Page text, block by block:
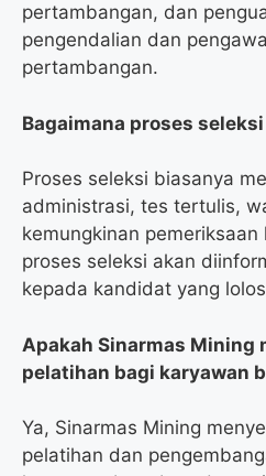
pertambangan, dan
pengendalian dan
pertambangan.
Bagaimana proses
Proses seleksi biasanya
administrasi, tes tertulis,
kemungkinan pemeriksaan
proses seleksi akan
kepada kandidat yang
Apakah Sinarmas Mining
pelatihan bagi karyawan
Ya, Sinarmas Mining
pelatihan dan